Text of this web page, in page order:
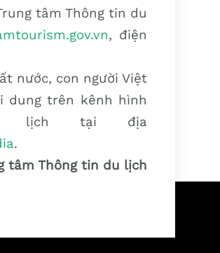
tâm Thông tin du
, điện
nước, con người Việt
dung trên kênh hình
lịch tại địa
.
tâm Thông tin du lịch